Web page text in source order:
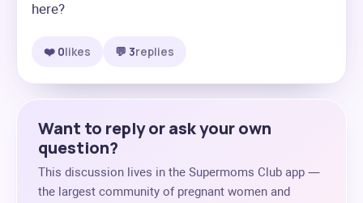
here?
❤️ 0likes 💬 3replies
Want to reply or ask your own
question?
This discussion lives in the Supermoms Club app —
the largest community of pregnant women and